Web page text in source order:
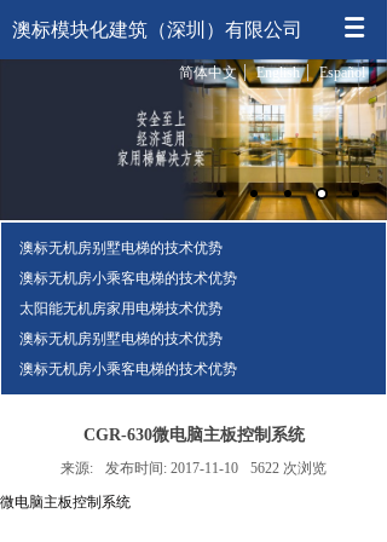
澳标模块化建筑（深圳）有限公司
简体中文 English Español
澳标无机房别墅电梯的技术优势
澳标无机房小乘客电梯的技术优势
太阳能无机房家用电梯技术优势
澳标无机房别墅电梯的技术优势
澳标无机房小乘客电梯的技术优势
CGR-630微电脑主板控制系统
来源: 发布时间: 2017-11-10 5622 次浏览
微电脑主板控制系统